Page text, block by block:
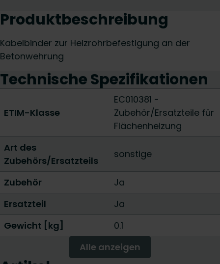
Produktbeschreibung
Kabelbinder zur Heizrohrbefestigung an der
Betonwehrung
Technische Spezifikationen
ETIM-Klasse
EC010381 -
Zubehör/Ersatzteile für
Flächenheizung
Art des
Zubehörs/Ersatzteils
sonstige
Zubehör
Ja
Ersatzteil
Ja
Gewicht [kg]
0.1
Alle anzeigen